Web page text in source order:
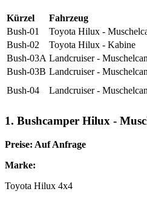
Kürzel Fahrzeug
Bush-01
Toyota Hilux -
Bush-02
Toyota Hilux - Kabine
Bush-03A Landcruiser -
Bush-03B Landcruiser -
Bush-04
Landcruiser -
1. Bushcamper Hilux -
Preise: Auf Anfrage
Marke:
Toyota Hilux 4x4